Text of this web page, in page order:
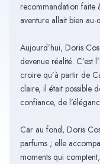
recommandation faite
aventure allait bien
Aujourd’hui, Doris
devenue réalité. C’est
croire qu’à partir de
claire, il était possible
confiance, de
Car au fond, Doris
parfums ; elle
moments qui